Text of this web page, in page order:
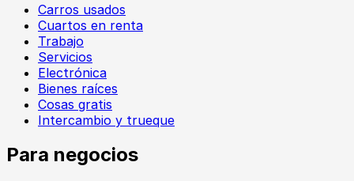
Carros usados
Cuartos en renta
Trabajo
Servicios
Electrónica
Bienes raíces
Cosas gratis
Intercambio y trueque
Para negocios